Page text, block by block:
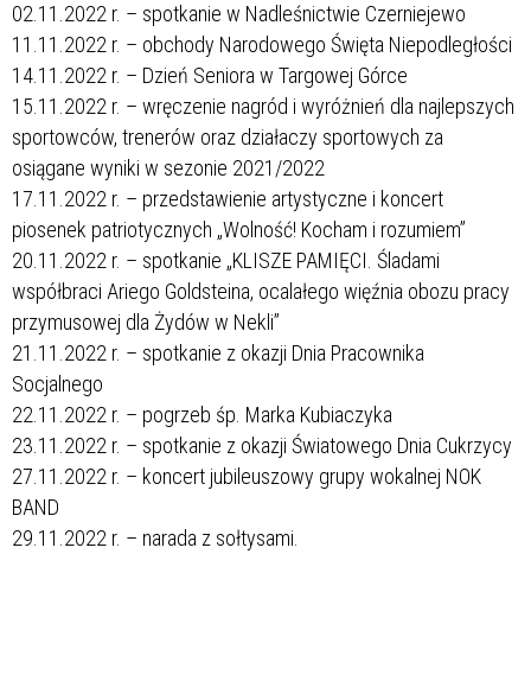
02.11.2022 r. – spotkanie w Nadleśnictwie Czerniejewo
11.11.2022 r. – obchody Narodowego Święta Niepodległości
14.11.2022 r. – Dzień Seniora w Targowej Górce
15.11.2022 r. – wręczenie nagród i wyróżnień dla najlepszych
sportowców, trenerów oraz działaczy sportowych za
osiągane wyniki w sezonie 2021/2022
17.11.2022 r. – przedstawienie artystyczne i koncert
piosenek patriotycznych „Wolność! Kocham i rozumiem”
20.11.2022 r. – spotkanie „KLISZE PAMIĘCI. Śladami
współbraci Ariego Goldsteina, ocalałego więźnia obozu pracy
przymusowej dla Żydów w Nekli”
21.11.2022 r. – spotkanie z okazji Dnia Pracownika
Socjalnego
22.11.2022 r. – pogrzeb śp. Marka Kubiaczyka
23.11.2022 r. – spotkanie z okazji Światowego Dnia Cukrzycy
27.11.2022 r. – koncert jubileuszowy grupy wokalnej NOK
BAND
29.11.2022 r. – narada z sołtysami.